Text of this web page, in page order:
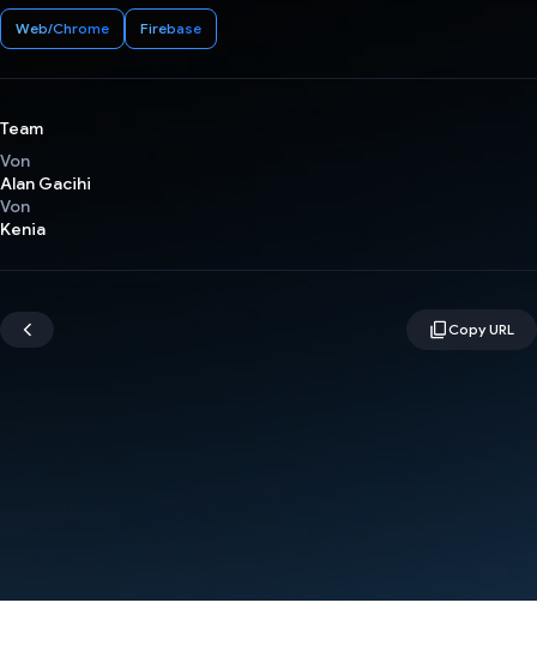
Web/Chrome Firebase
Team
Von
Alan Gacihi
Von
Kenia